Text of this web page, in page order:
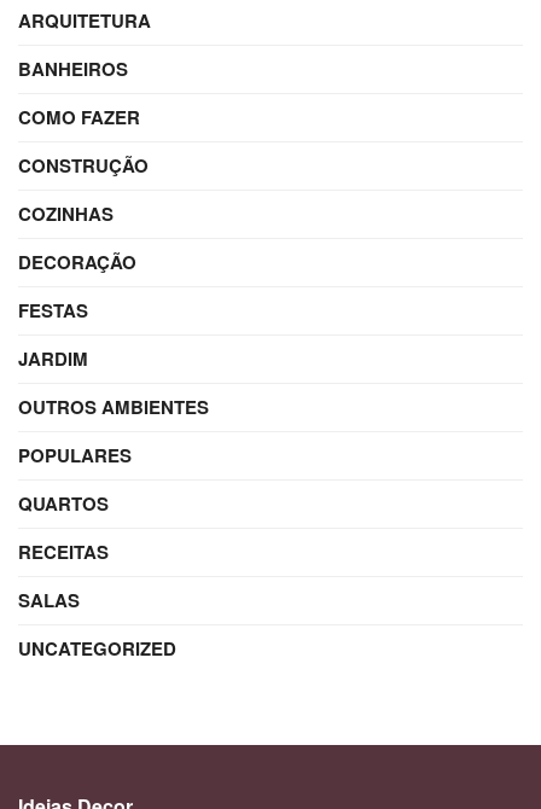
ARQUITETURA
BANHEIROS
COMO FAZER
CONSTRUÇÃO
COZINHAS
DECORAÇÃO
FESTAS
JARDIM
OUTROS AMBIENTES
POPULARES
QUARTOS
RECEITAS
SALAS
UNCATEGORIZED